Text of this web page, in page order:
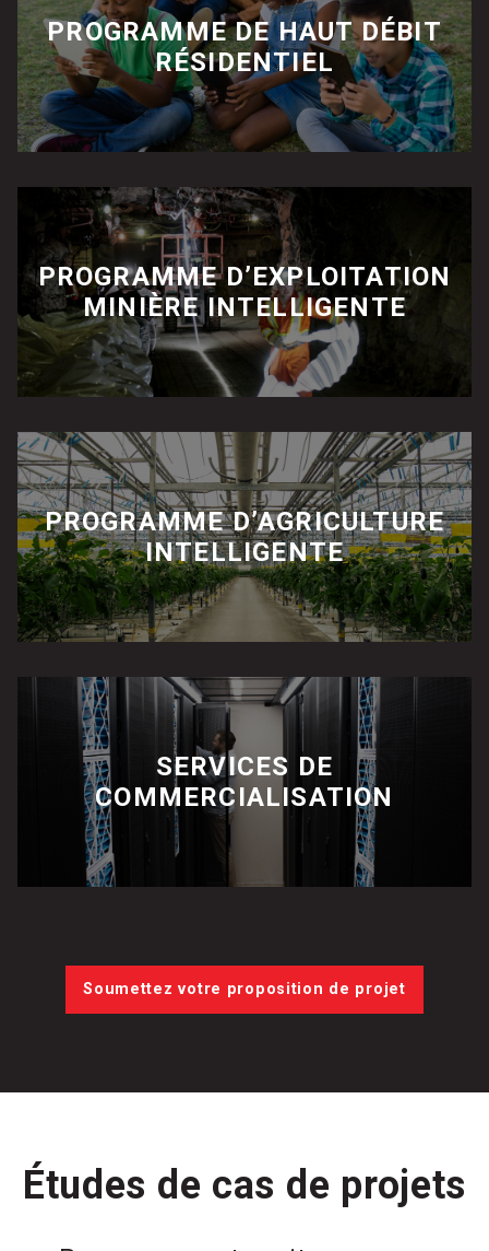
PROGRAMME DE HAUT DÉBIT
RÉSIDENTIEL
PROGRAMME D’EXPLOITATION
MINIÈRE INTELLIGENTE
PROGRAMME D’AGRICULTURE
INTELLIGENTE
SERVICES DE
COMMERCIALISATION
Soumettez votre proposition de projet
Études de cas de projets